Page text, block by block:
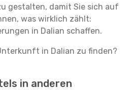
gestalten, damit Sie sich auf
was wirklich zählt:
in Dalian schaffen.
in Dalian zu finden?
in anderen